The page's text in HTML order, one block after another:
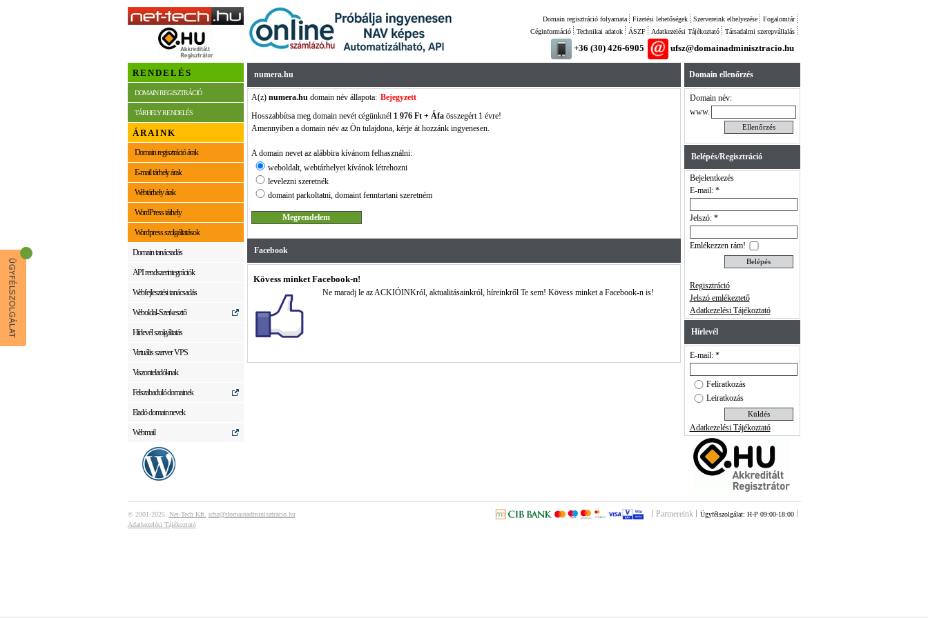
Fogalomtár
Szervereink elhelyezése
Fizetési lehetőségek
Domain regisztráció folyamata
Társadalmi szerepvállalás
Adatkezelési Tájékoztató
ÁSZF
Technikai adatok
Céginformáció
+36 (30) 426-6905 ufsz@domainadminisztracio.hu
RENDELÉS
DOMAIN REGISZTRÁCIÓ
TÁRHELY RENDELÉS
ÁRAINK
Domain regisztráció árak
E-mail tárhely árak
Webtárhely árak
WordPress tárhely
Wordpress szolgáltatások
Domain tanácsadás
API rendszerintegrációk
Webfejlesztési tanácsadás
Weboldal-Szerkesztő
Hírlevél szolgáltatás
Virtuális szerver VPS
Viszonteladóknak
Felszabaduló domainek
Eladó domain nevek
Webmail
numera.hu
A(z) numera.hudomain név állapota: Bejegyzett
Hosszabbítsa meg domain nevét cégünknél 1 976 Ft + Áfaösszegért 1 évre!
Amennyiben a domain név az Ön tulajdona, kérje át hozzánk ingyenesen.
A domain nevet az alábbira kívánom felhasználni:
weboldalt, webtárhelyet kívánok létrehozni
levelezni szeretnék
domaint parkoltatni, domaint fenntartani szeretném
Facebook
Kövess minket Facebook-n!
Ne maradj le az ACKIÓINKról, aktualitásainkról, híreinkről Te sem! Kövess minket a Facebook-n is!
Domain ellenőrzés
Domain név:
www.
Belépés/Regisztráció
Bejelentkezés
E-mail: *
Jelszó: *
Emlékezzen rám!
Regisztráció
Jelszó emlékeztető
Adatkezelési Tájékoztató
Hírlevél
E-mail: *
Feliratkozás
Leiratkozás
Adatkezelési Tájékoztató
© 2001-2025. Net-Tech Kft. ufsz@domainadminisztracio.hu
Adatkezelési Tájékoztató
Partnereink Ügyfélszolgálat: H-P 09:00-18:00